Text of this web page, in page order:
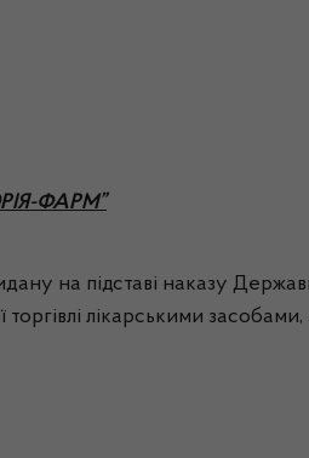
ФАРМ”
на підставі наказу
лікарськими засобами,